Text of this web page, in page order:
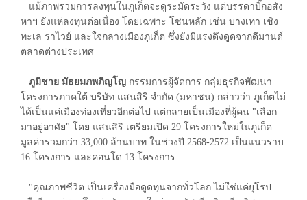
แม้ภาพรวมการลงทุนในภูเก็ตจะดูระมัดระวัง แต่บรรดาบิ๊กอสัง
หาฯ ยังแห่ลงทุนต่อเนื่อง โดยเฉพาะ โซนหลัก เช่น บางเทา เชิง
ทะเล ราไวย์ และใจกลางเมืองภูเก็ต ซึ่งยังมีแรงดึงดูดจากดีมานด์
ตลาดต่างประเทศ
ภูมิชาย มัธยมภพภิญโญ กรรมการผู้จัดการ กลุ่มธุรกิจพัฒนา
โครงการภาคใต้ บริษัท แสนสิริ จำกัด (มหาชน) กล่าวว่า ภูเก็ตไม่
ได้เป็นแค่เมืองท่องเที่ยวอีกต่อไป แต่กลายเป็นเมืองที่ผู้คน "เลือก
มาอยู่อาศัย" โดย แสนสิริ เตรียมเปิด 29 โครงการใหม่ในภูเก็ต
มูลค่ารวมกว่า 33,000 ล้านบาท ในช่วงปี 2568-2572 เป็นแนวราบ
16 โครงการ และคอนโด 13 โครงการ
"คุณภาพชีวิต เป็นเครื่องมือดูดทุนจากทั่วโลก ไม่ใช่แค่ยุโรป